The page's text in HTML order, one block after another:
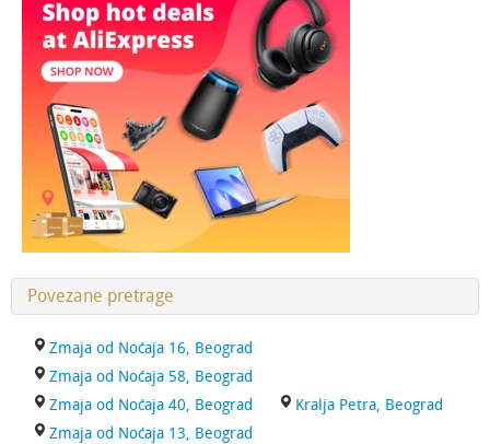
Povezane pretrage
Zmaja od Noćaja 16, Beograd
Zmaja od Noćaja 58, Beograd
Zmaja od Noćaja 40, Beograd
Kralja Petra, Beograd
Zmaja od Noćaja 13, Beograd